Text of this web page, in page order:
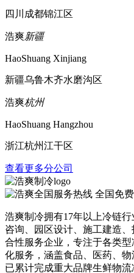
四川成都锦江区
浩爽新疆
HaoShuang Xinjiang
新疆乌鲁木齐水磨沟区
浩爽杭州
HaoShuang Hangzhou
浙江杭州江干区
查看更多分公司
全国免
浩爽制冷拥有17年以上冷链
咨询、园区设计、施工建造
合性服务企业，专注于各类
化服务，涵盖食品、医药、物
已累计完成重大品牌生鲜物